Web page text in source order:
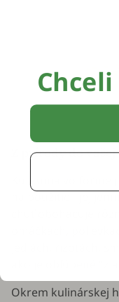
Z prírody do
Kurkuma vo forme
na použitie - jej
Okrem kulinárskej